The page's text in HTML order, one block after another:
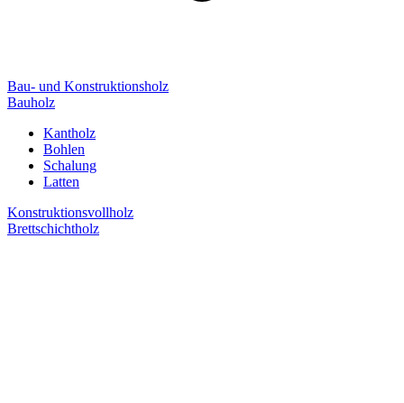
Bau- und Konstruktionsholz
Bauholz
Kantholz
Bohlen
Schalung
Latten
Konstruktionsvollholz
Brettschichtholz